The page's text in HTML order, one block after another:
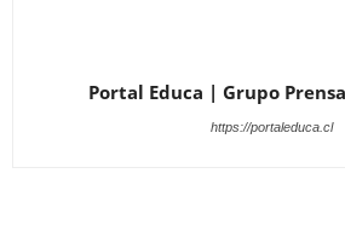
Portal Educa | Grupo
https://portaleduca.cl